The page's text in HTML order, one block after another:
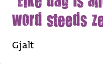
word steeds
Gjalt